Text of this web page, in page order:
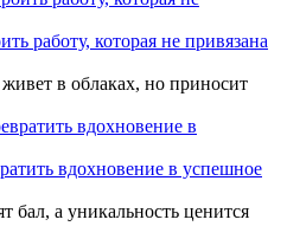
работу, которая не привязана
в облаках, но приносит
вдохновение в успешное
бал, а уникальность ценится